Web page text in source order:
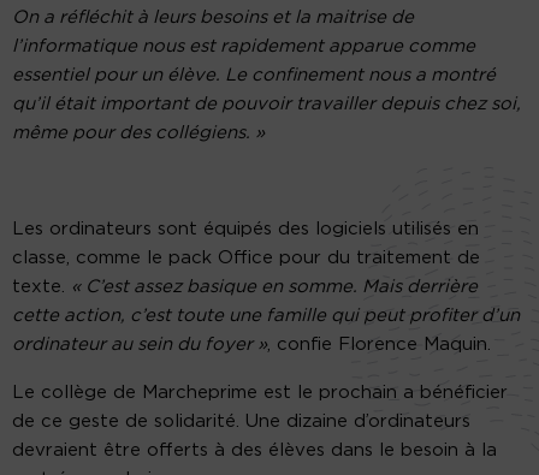
On a réfléchit à leurs besoins et la maitrise de
l’informatique nous est rapidement apparue comme
essentiel pour un élève. Le confinement nous a montré
qu’il était important de pouvoir travailler depuis chez soi,
même pour des collégiens. »
Les ordinateurs sont équipés des logiciels utilisés en
classe, comme le pack Office pour du traitement de
texte. « C’est assez basique en somme. Mais derrière
cette action, c’est toute une famille qui peut profiter d’un
ordinateur au sein du foyer », confie Florence Maquin.
Le collège de Marcheprime est le prochain a bénéficier
de ce geste de solidarité. Une dizaine d’ordinateurs
devraient être offerts à des élèves dans le besoin à la